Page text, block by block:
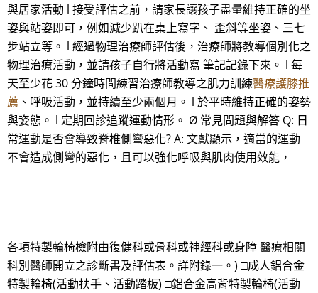
與居家活動 l 接受評估之前，請家長讓孩子盡量維持正確的坐
姿與站姿即可，例如減少趴在桌上寫字、 歪斜等坐姿、三七
步站立等。 l 經過物理治療師評估後，治療師將教導個別化之
物理治療活動，並請孩子自行將活動寫 筆記記錄下來。 l 每
天至少花 30 分鐘時間練習治療師教導之肌力訓練醫療護膝推
薦 、呼吸活動，並持續至少兩個月。 l 於平時維持正確的姿勢
與姿態。 l 定期回診追蹤運動情形。 Ø 常見問題與解答 Q: 日
常運動是否會導致脊椎側彎惡化? A: 文獻顯示，適當的運動
不會造成側彎的惡化，且可以強化呼吸與肌肉使用效能，
各項特製輪椅檢附由復健科或骨科或神經科或身障 醫療相關
科別醫師開立之診斷書及評估表。詳附錄一。) □成人鋁合金
特製輪椅(活動扶手、活動踏板) □鋁合金高背特製輪椅(活動